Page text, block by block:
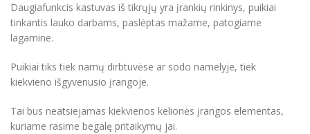
Daugiafunkcis kastuvas iš tikrųjų yra įrankių rinkinys, puikiai
tinkantis lauko darbams, paslėptas mažame, patogiame
lagamine.
Puikiai tiks tiek namų dirbtuvėse ar sodo namelyje, tiek
kiekvieno išgyvenusio įrangoje.
Tai bus neatsiejamas kiekvienos kelionės įrangos elementas,
kuriame rasime begalę pritaikymų jai.